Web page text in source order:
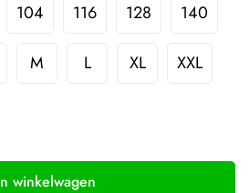
104 116 128 140
M L XL XXL
winkelwagen